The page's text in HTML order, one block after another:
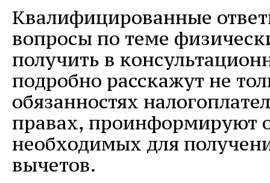
Квалифицированные
вопросы по теме
получить в
подробно расскажут не
обязанностях
правах, проинформируют
необходимых для
вычетов.